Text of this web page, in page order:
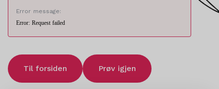
Error message:
Error: Request failed
Til forsiden Prøv igjen